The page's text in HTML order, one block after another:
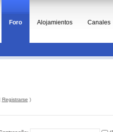
Foro Alojamientos Canales
Registrarse )